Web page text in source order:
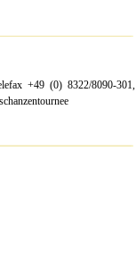
+49 (0) 8322/8090-301,